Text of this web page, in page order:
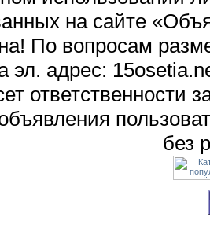
на сайте
По вопросам
эл. адрес:
без